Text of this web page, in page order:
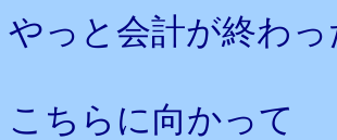
やっと会計が終わ
こちらに向かって